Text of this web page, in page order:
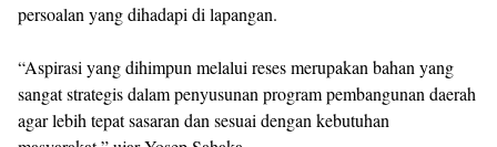
persoalan yang dihadapi di lapangan.
“Aspirasi yang dihimpun melalui reses merupakan bahan yang
sangat strategis dalam penyusunan program pembangunan daerah
agar lebih tepat sasaran dan sesuai dengan kebutuhan